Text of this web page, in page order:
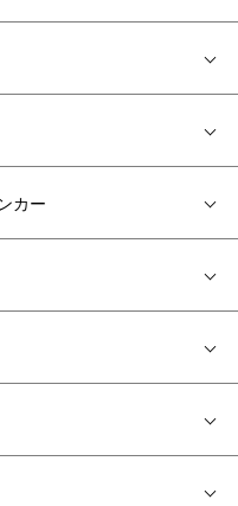
カー